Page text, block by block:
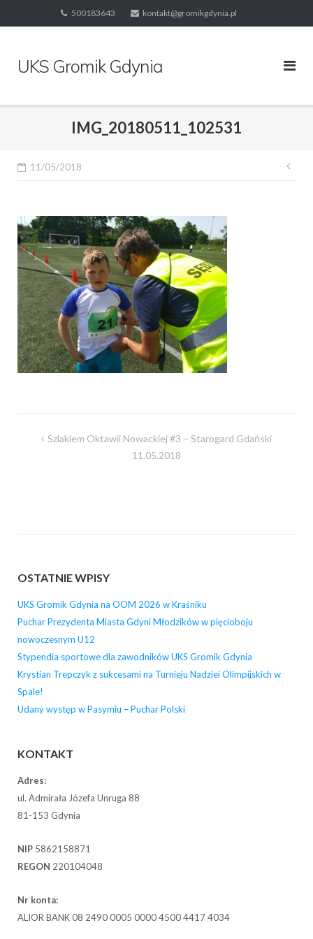
to
500183643 kontakt@gromikgdynia.pl
UKS Gromik Gdynia
IMG_20180511_102531
11/05/2018
Nawigacja
Szlakiem Oktawii Nowackiej #3 – Starogard Gdański
11.05.2018
OSTATNIE WPISY
UKS Gromik Gdynia na OOM 2026 w Kraśniku
Puchar Prezydenta Miasta Gdyni Młodzików w pięcioboju
nowoczesnym U12
Stypendia sportowe dla zawodników UKS Gromik Gdynia
Krystian Trepczyk z sukcesami na Turnieju Nadziei Olimpijskich w
Spale!
Udany występ w Pasymiu – Puchar Polski
KONTAKT
Adres:
ul. Admirała Józefa Unruga 88
81-153 Gdynia
NIP 5862158871
REGON 220104048
Nr konta:
ALIOR BANK 08 2490 0005 0000 4500 4417 4034